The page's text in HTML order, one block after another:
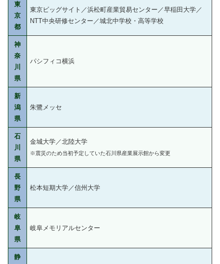
東
京
都
東京ビッグサイト／浜松町産業貿易センター／早稲田大学／
NTT中央研修センター／城北中学校・高等学校
神
奈
川
県
パシフィコ横浜
新
潟
県
朱鷺メッセ
石
川
県
金城大学／北陸大学
※震災のため当初予定していた石川県産業展示館から変更
長
野
県
松本短期大学／信州大学
岐
阜
県
岐阜メモリアルセンター
静